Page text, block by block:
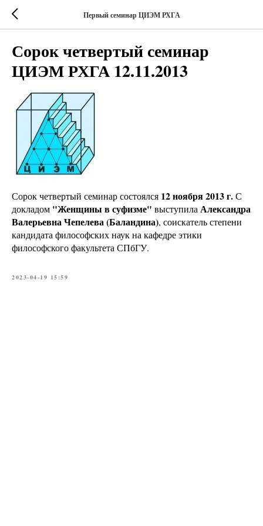
Первый семинар ЦИЭМ РХГА
Сорок четвертый семинар
ЦИЭМ РХГА 12.11.2013
Сорок четвертый семинар состоялся 12 ноября 2013 г.С
докладом "Женщины в суфизме" выступила Александра
Валерьевна Чепелева (Баландина), соискатель степени
кандидата философских наук на кафедре этики
философского факультета СПбГУ.
2023-04-19 15:59